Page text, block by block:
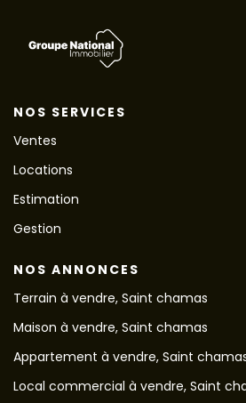
NOS SERVICES
Ventes
Locations
Estimation
Gestion
NOS ANNONCES
Terrain à vendre, Saint chamas
Maison à vendre, Saint chamas
Appartement à vendre, Saint
Local commercial à vendre, Saint